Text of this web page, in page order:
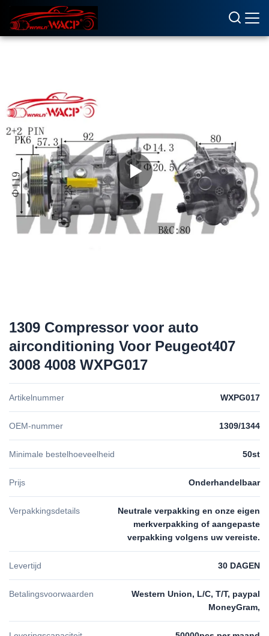
1309 Compressor voor auto
airconditioning Voor Peugeot407
3008 4008 WXPG017
Artikelnummer WXPG017
OEM-nummer 1309/1344
Minimale bestelhoeveelheid 50st
Prijs Onderhandelbaar
Verpakkingsdetails
Neutrale verpakking en onze eigen
merkverpakking of aangepaste
verpakking volgens uw vereiste.
Levertijd 30 DAGEN
Betalingsvoorwaarden
Western Union, L/C, T/T, paypal
MoneyGram,